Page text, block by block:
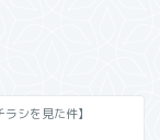
シを見た件】